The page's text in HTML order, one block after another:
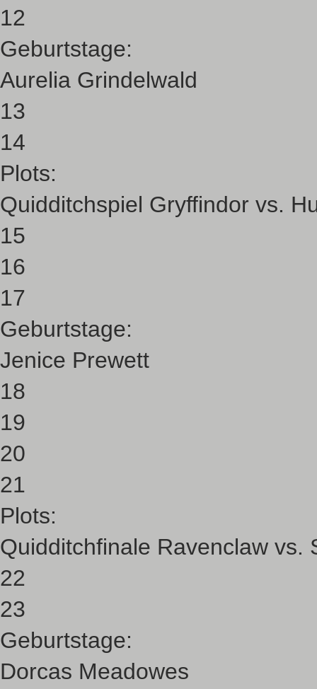
12
Geburtstage:
Aurelia Grindelwald
13
14
Plots:
Quidditchspiel Gryffindor vs.
15
16
17
Geburtstage:
Jenice Prewett
18
19
20
21
Plots:
Quidditchfinale Ravenclaw vs.
22
23
Geburtstage:
Dorcas Meadowes